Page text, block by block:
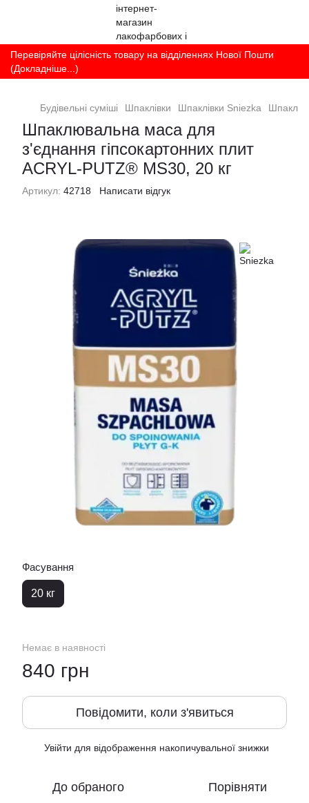
Перевіряйте цілісність товару на відділеннях Нової Пошти
(Докладніше...)
Будівельні суміші Шпаклівки Шпаклівки Sniezka
Шпаклювальна маса для
з'єднання гіпсокартонних плит
ACRYL-PUTZ® MS30, 20 кг
Артикул: 42718 Написати відгук
Фасування
20 кг
Немає в наявності
840 грн
Повідомити, коли з'явиться
Увійти для відображення накопичувальної знижки
До обраного Порівняти